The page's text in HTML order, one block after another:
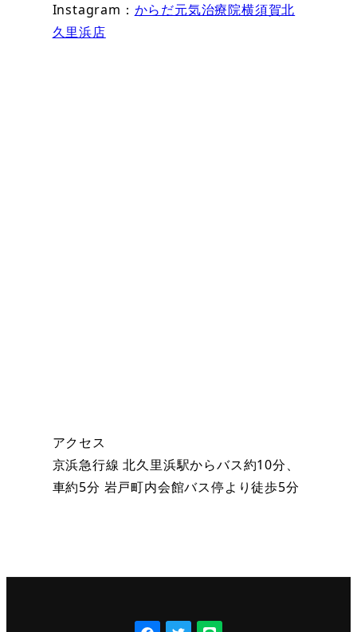
Instagram： からだ元気治療院横須賀北
久里浜店
アクセス
京浜急行線 北久里浜駅からバス約10分、
車約5分 岩戸町内会館バス停より徒歩5分